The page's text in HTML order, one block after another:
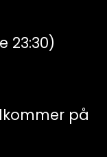
23:30)
på